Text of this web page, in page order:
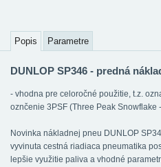
Popis Parametre
DUNLOP SP346 - predná
- vhodna pre celoročné použitie, t.z.
oznčenie 3PSF (Three Peak Snowflake
Novinka nákladnej pneu DUNLOP
vyvinuta cestná riadiaca pneumatika
lepšie využitie paliva a vhodné